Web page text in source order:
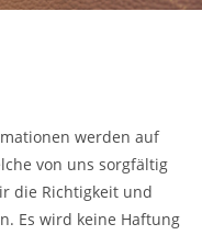
werden auf
von uns sorgfältig
die Richtigkeit und
Es wird keine Haftung